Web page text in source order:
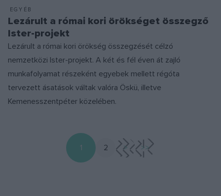
EGYÉB
Lezárult a római kori örökséget összegző
Ister-projekt
Lezárult a római kori örökség összegzését célzó
nemzetközi Ister-projekt. A két és fél éven át zajló
munkafolyamat részeként egyebek mellett régóta
tervezett ásatások váltak valóra Öskü, illetve
Kemenesszentpéter közelében.
1 2 > >>